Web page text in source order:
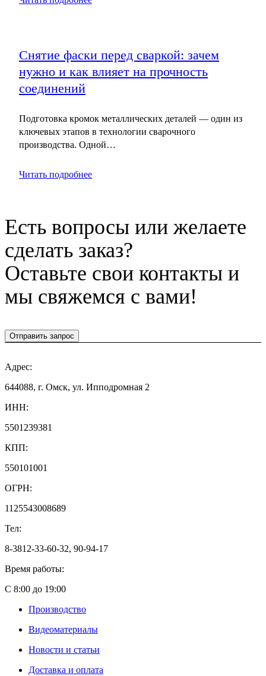
Снятие фаски перед сваркой: зачем
нужно и как влияет на прочность
соединений
Подготовка кромок металлических деталей — один из
ключевых этапов в технологии сварочного
производства. Одной…
Читать подробнее
Есть вопросы или желаете
сделать заказ?
Оставьте свои контакты и
мы свяжемся с вами!
Отправить запрос
Адрес:
644088, г. Омск, ул. Ипподромная 2
ИНН:
5501239381
КПП:
550101001
ОГРН:
1125543008689
Тел:
8-3812-33-60-32, 90-94-17
Время работы:
С 8:00 до 19:00
Производство
Видеоматериалы
Новости и статьи
Доставка и оплата